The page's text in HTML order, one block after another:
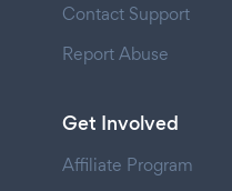
Contact Support
Report Abuse
Get Involved
Affiliate Program